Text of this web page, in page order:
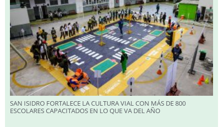
SAN ISIDRO FORTALECE LA CULTURA VIAL CON MÁS DE 800
ESCOLARES CAPACITADOS EN LO QUE VA DEL AÑO